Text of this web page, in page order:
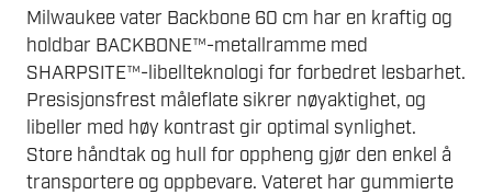
Milwaukee vater Backbone 60 cm har en kraftig og
holdbar BACKBONE™-metallramme med
SHARPSITE™-libellteknologi for forbedret lesbarhet.
Presisjonsfrest måleflate sikrer nøyaktighet, og
libeller med høy kontrast gir optimal synlighet.
Store håndtak og hull for oppheng gjør den enkel å
transportere og oppbevare. Vateret har gummierte